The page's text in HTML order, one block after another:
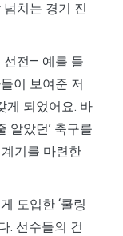
치는 경기 진
선전— 예를 들
이 보여준 저
게 되었어요. 바
알았던’ 축구를
기를 마련한
도입한 ‘쿨링
. 선수들의 건